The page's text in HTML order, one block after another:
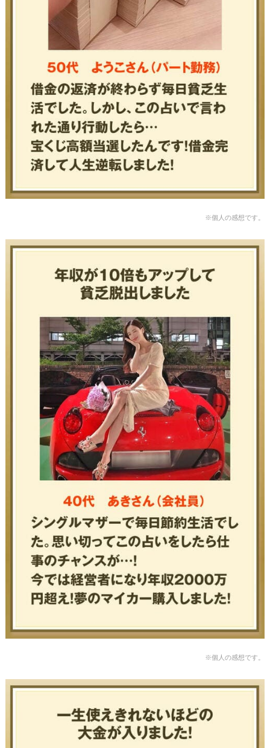
※個人の感想です。
※個人の感想です。